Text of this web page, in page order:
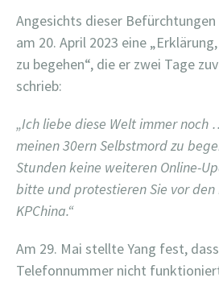
Angesichts dieser
am 20. April 2023 eine
zu begehen“, die er zwei Tage
schrieb:
„Ich liebe diese Welt immer noch
meinen 30ern Selbstmord zu
Stunden keine weiteren Online-
bitte und protestieren Sie vor
KPChina.“
Am 29. Mai stellte Yang fest,
Telefonnummer nicht